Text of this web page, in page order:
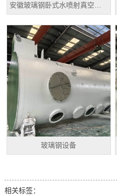
玻璃钢设备
相关标签：